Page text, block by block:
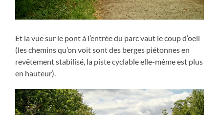
Et la vue sur le pont à l’entrée du parc vaut le coup d’oeil
(les chemins qu’on voit sont des berges piétonnes en
revêtement stabilisé, la piste cyclable elle-même est plus
en hauteur).